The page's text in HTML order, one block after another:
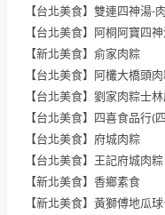
【台北美食】雙連四神湯-
【台北美食】阿桐阿寶四
【新北美食】俞家肉粽
【台北美食】阿欉大橋頭
【台北美食】劉家肉粽士
【台北美食】四喜食品行(
【台北美食】府城肉粽
【台北美食】王記府城肉粽
【新北美食】香鄉素食
【新北美食】黃獅傅地瓜